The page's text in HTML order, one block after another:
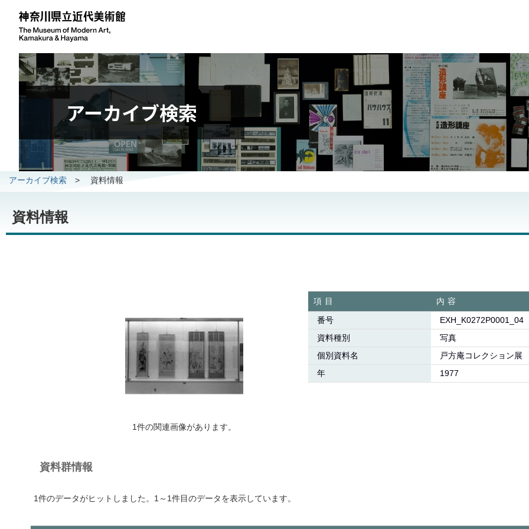
アーカイブ検索
アーカイブ検索 > 資料情報
資料情報
1件の関連画像があります。
項目
内容
番号
EXH_K0272P0001_04
資料種別
写真
個別資料名
戸方庵コレクション
年
1977
資料群情報
1件のデータがヒットしました。1～1件目のデータを表示しています。